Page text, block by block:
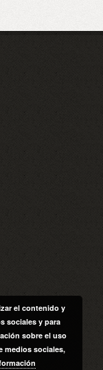
el contenido y
sociales y para
sobre el uso
medios sociales,